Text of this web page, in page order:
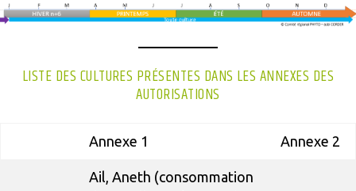
LISTE DES CULTURES PRÉSENTES DANS LES ANNEXES DES
AUTORISATIONS
Annexe 1 Annexe 2
Ail, Aneth (consommation